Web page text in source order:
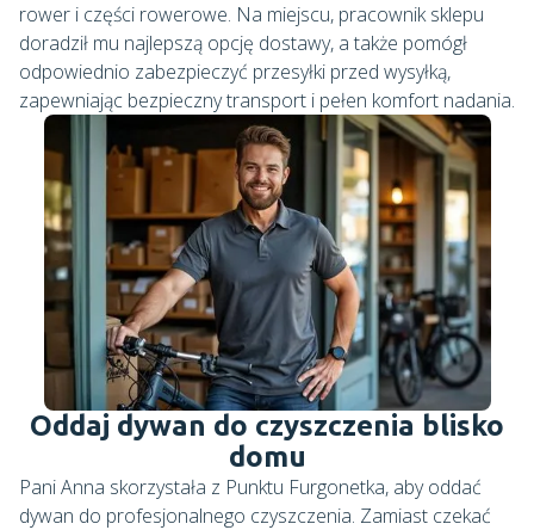
rower i części rowerowe. Na miejscu, pracownik sklepu
doradził mu najlepszą opcję dostawy, a także pomógł
odpowiednio zabezpieczyć przesyłki przed wysyłką,
zapewniając bezpieczny transport i pełen komfort nadania.
Oddaj dywan do czyszczenia blisko
domu
Pani Anna skorzystała z Punktu Furgonetka, aby oddać
dywan do profesjonalnego czyszczenia. Zamiast czekać